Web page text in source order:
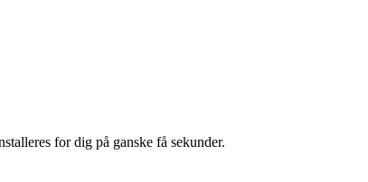
for dig på ganske få sekunder.